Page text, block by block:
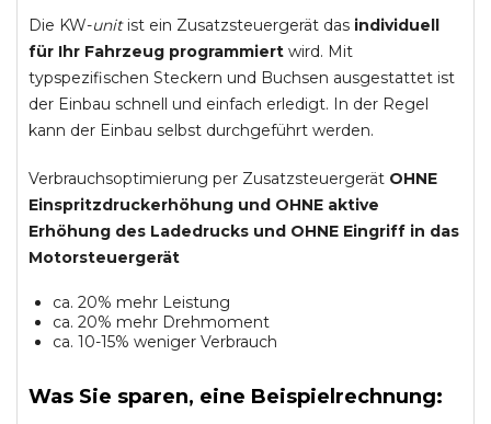
Die KW-unitist ein Zusatzsteuergerät das individuell
für Ihr Fahrzeug programmiert wird. Mit
typspezifischen Steckern und Buchsen ausgestattet ist
der Einbau schnell und einfach erledigt. In der Regel
kann der Einbau selbst durchgeführt werden.
Verbrauchsoptimierung per Zusatzsteuergerät OHNE
Einspritzdruckerhöhung und OHNE aktive
Erhöhung des Ladedrucks und OHNE Eingriff in das
Motorsteuergerät
ca. 20% mehr Leistung
ca. 20% mehr Drehmoment
ca. 10-15% weniger Verbrauch
Was Sie sparen, eine Beispielrechnung: